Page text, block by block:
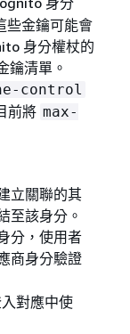
些金鑰可能會
身分權杖的
鑰清單。
control
前將 max-
立關聯的其
至該身分。
分，使用者
商身分驗證
對應中使